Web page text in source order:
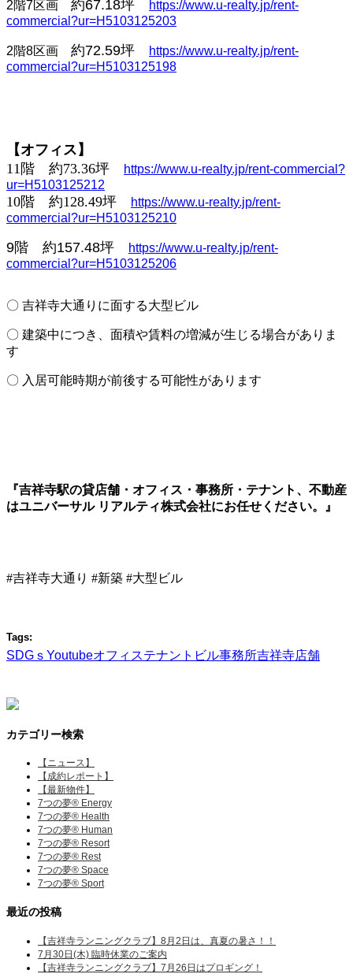
2階7区画 約67.18坪
https://www.u-realty.jp/rent-
commercial?ur=H5103125203
2階8区画 約72.59坪
https://www.u-realty.jp/rent-
commercial?ur=H5103125198
【オフィス】
11階 約73.36坪 https://www.u-realty.jp/rent-commercial?
ur=H5103125212
10階 約128.49坪
https://www.u-realty.jp/rent-
commercial?ur=H5103125210
9階 約157.48坪
https://www.u-realty.jp/rent-
commercial?ur=H5103125206
〇 吉祥寺大通りに面する大型ビル
〇 建築中につき、面積や賃料の増減が生じる場合がありま
す
〇 入居可能時期が前後する可能性があります
『吉祥寺駅の貸店舗・オフィス・事務所・テナント、不動産
はユニバーサル リアルティ株式会社にお任せください。』
#吉祥寺大通り #新築 #大型ビル
Tags:
SDGｓ Youtubeオフィステナント ビル事務所吉祥寺店舗
カテゴリー検索
【ニュース】
【成約レポート】
【最新物件】
7つの夢® Energy
7つの夢® Health
7つの夢® Human
7つの夢® Resort
7つの夢® Rest
7つの夢® Space
7つの夢® Sport
最近の投稿
【吉祥寺ランニングクラブ】8月2日は、真夏の暑さ！！
7月30日(木) 臨時休業のご案内
【吉祥寺ランニングクラブ】7月26日はプロギング！